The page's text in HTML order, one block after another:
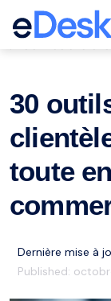
eCommerce
30
toute
Dernière mise à
Published: